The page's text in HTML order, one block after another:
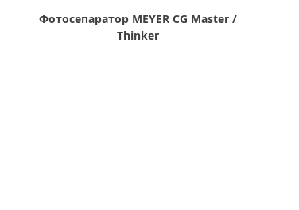
Фотосепаратор MEYER CG Master /
Thinker